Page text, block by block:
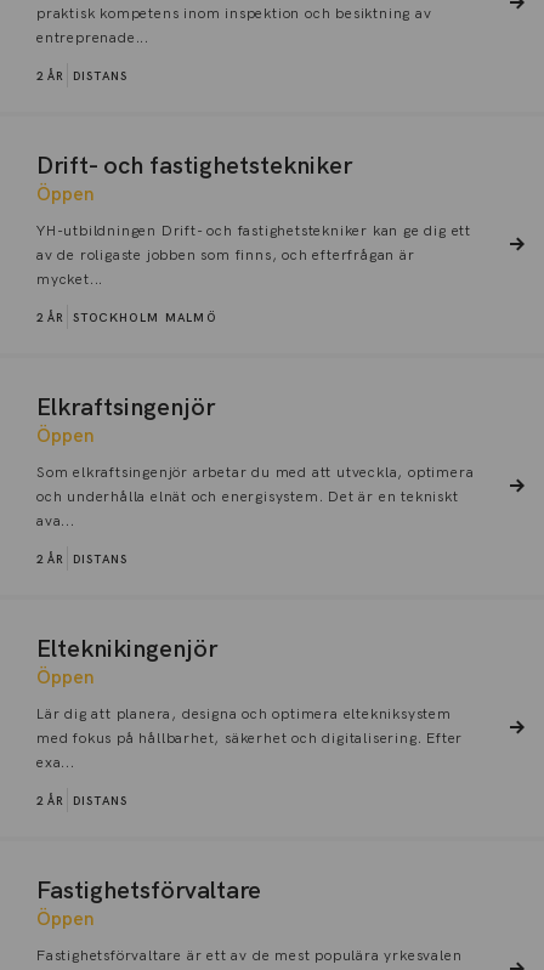
praktisk kompetens inom inspektion och besiktning av
entreprenade...
2 ÅR DISTANS
Drift- och fastighetstekniker
Öppen
YH-utbildningen Drift- och fastighetstekniker kan ge dig ett
av de roligaste jobben som finns, och efterfrågan är
mycket...
2 ÅR STOCKHOLM MALMÖ
Elkraftsingenjör
Öppen
Som elkraftsingenjör arbetar du med att utveckla, optimera
och underhålla elnät och energisystem. Det är en tekniskt
ava...
2 ÅR DISTANS
Elteknikingenjör
Öppen
Lär dig att planera, designa och optimera eltekniksystem
med fokus på hållbarhet, säkerhet och digitalisering. Efter
exa...
2 ÅR DISTANS
Fastighetsförvaltare
Öppen
Fastighetsförvaltare är ett av de mest populära yrkesvalen